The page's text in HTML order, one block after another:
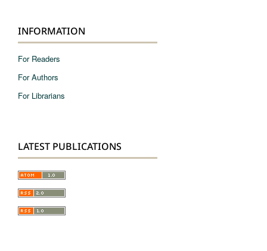
INFORMATION
For Readers
For Authors
For Librarians
LATEST PUBLICATIONS